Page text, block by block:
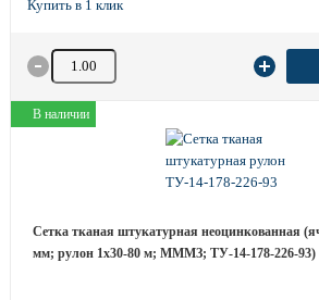
Количество товара
В наличии
Сетка тканая штукатурная неоцинкованная
мм; рулон 1х30-80 м; МММЗ; ТУ-14-178-226-93)